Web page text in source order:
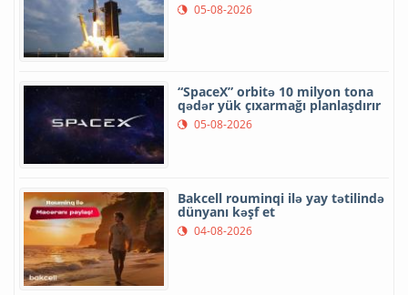
05-08-2026
“SpaceX” orbitə 10 milyon tona
qədər yük çıxarmağı planlaşdırır
05-08-2026
Bakcell rouminqi ilə yay tətilində
dünyanı kəşf et
04-08-2026